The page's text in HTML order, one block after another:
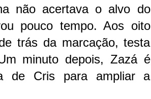
não acertava o alvo do
pouco tempo. Aos oito
trás da marcação, testa
minuto depois, Zazá é
de Cris para ampliar a